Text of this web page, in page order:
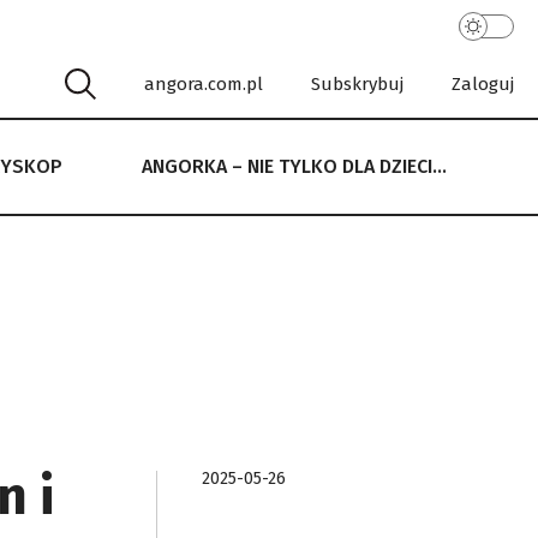
angora.com.pl Subskrybuj Zaloguj
ANGORKA – NIE TYLKO DLA DZIECI…
NIE TYLKO DLA DZIECI…
i
2025-05-26